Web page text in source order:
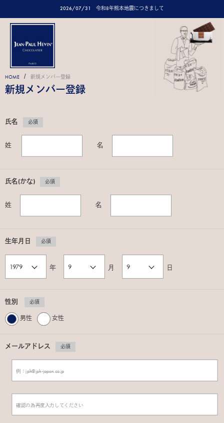
2026/07/31 令和8年熊本地震につきまして
HOME / 新規メンバー登録
新規メンバー登録
氏名 必須
姓 名
氏名(かな) 必須
姓 名
生年月日 必須
年 月 日
性別 必須
男性 女性
メールアドレス 必須